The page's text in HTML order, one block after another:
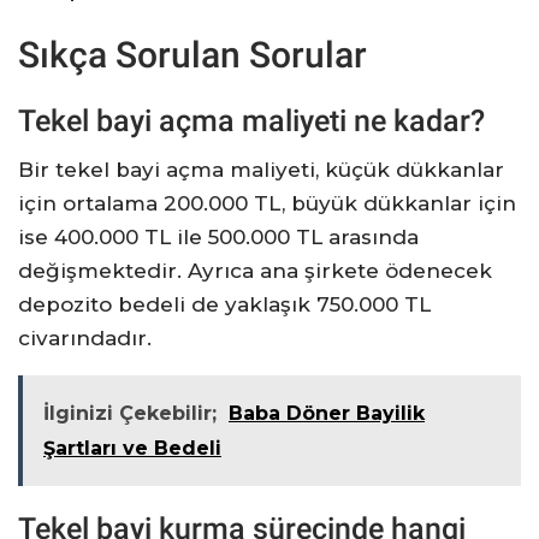
Sıkça Sorulan Sorular
Tekel bayi açma maliyeti ne kadar?
Bir tekel bayi açma maliyeti, küçük dükkanlar
için ortalama 200.000 TL, büyük dükkanlar için
ise 400.000 TL ile 500.000 TL arasında
değişmektedir. Ayrıca ana şirkete ödenecek
depozito bedeli de yaklaşık 750.000 TL
civarındadır.
İlginizi Çekebilir; Baba Döner Bayilik
Şartları ve Bedeli
Tekel bayi kurma sürecinde hangi